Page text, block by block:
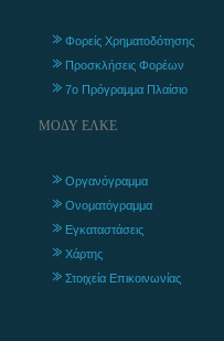
Φορείς Χρηματοδότησης
Προσκλήσεις Φορέων
7ο Πρόγραμμα Πλαίσιο
ΜΟΔΥ ΕΛΚΕ
Οργανόγραμμα
Ονοματόγραμμα
Εγκαταστάσεις
Χάρτης
Στοιχεία Επικοινωνίας